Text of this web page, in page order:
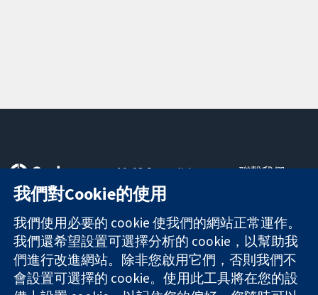
可信任實證
知情決定
更完善的健康照
護
11-13 Cavendish
Square
London
W1G 0AN
United Kingdom
聯繫我們
關於我們
工作機會
Cochrane
Library
我們對Cookie的使用
我們使用必要的 cookie 使我們的網站正常運作。
我們還希望設置可選擇分析的 cookie，以幫助我
們進行改進網站。除非您啟用它們，否則我們不
會設置可選擇的 cookie。使用此工具將在您的設